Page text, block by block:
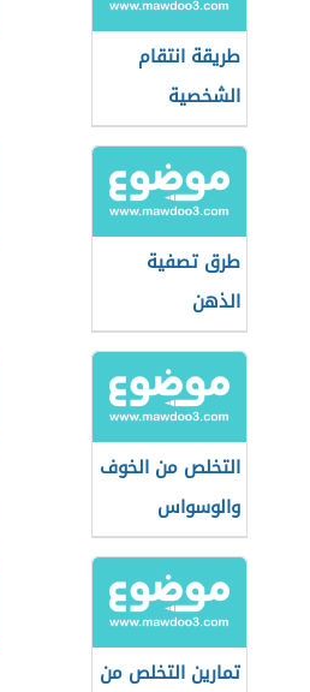
طريقة انتقام
الشخصية
النرجسية
طرق تصفية
الذهن
التخلص من الخوف
والوسواس
تمارين التخلص من